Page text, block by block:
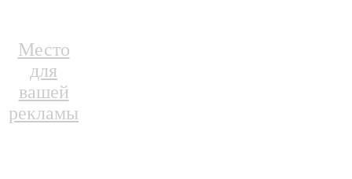
Место
для
вашей
рекламы